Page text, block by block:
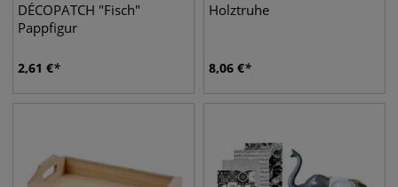
DÉCOPATCH "Fisch"
Pappfigur
2,61 €
Holztruhe
8,06 €